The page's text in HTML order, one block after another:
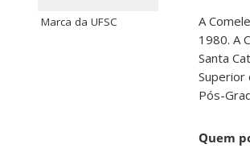
Marca da UFSC
A
1980. A
Santa
Superior
Pós-
Quem